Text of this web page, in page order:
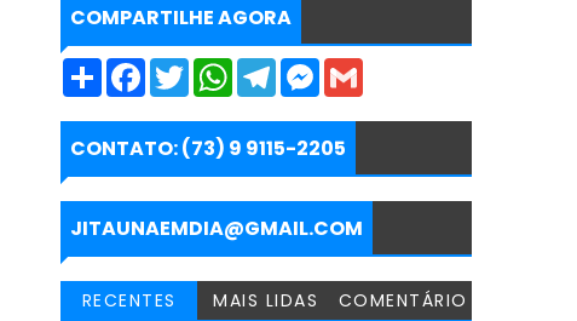
COMPARTILHE AGORA
S
r
e
F
e
b
o
k
T
w
t
t
e
r
W
t
s
p
p
T
e
g
a
m
M
s
e
g
e
r
i
CONTATO: (73) 9 9115-2205
JITAUNAEMDIA@GMAIL.COM
RECENTES MAIS LIDAS COMENTÁRIO